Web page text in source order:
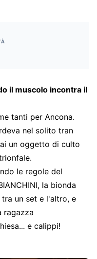
il muscolo incontra il
tanti per Ancona.
nel solito tran
un oggetto di culto
le regole del
la bionda
un set e l'altro, e
ragazza
e calippi!